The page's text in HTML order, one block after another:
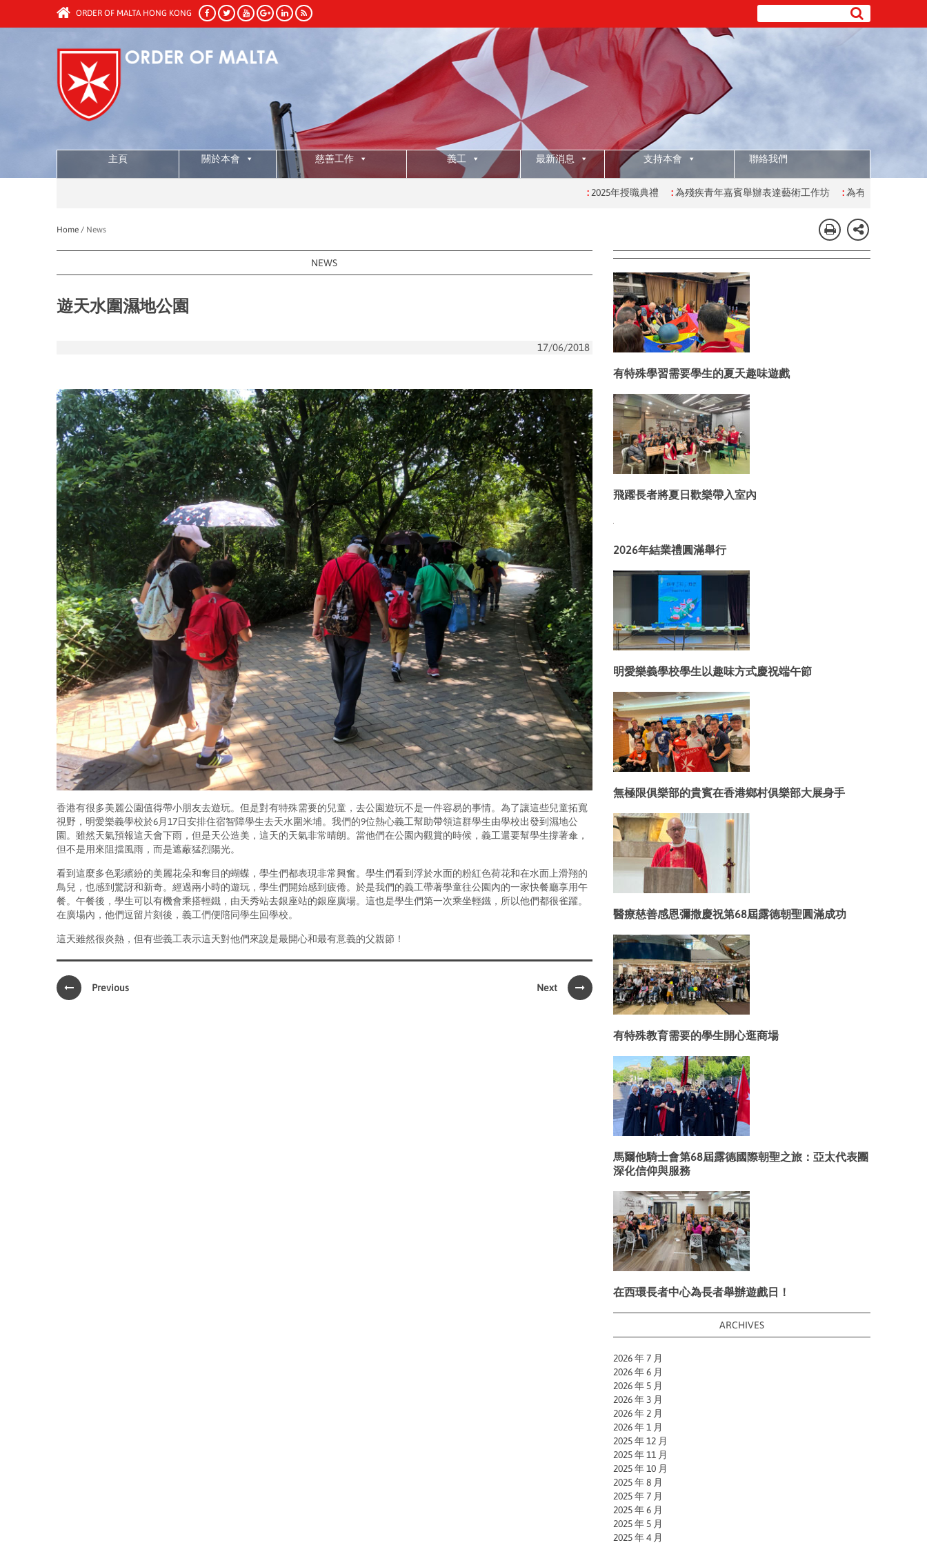
ORDER OF MALTA HONG KONG
主頁 關於本會 慈善工作 義工 最新消息 支持本會 聯絡我們
2025年授職典禮 :為殘疾青年嘉賓舉辦表達藝術工作坊 :為有特殊學習需要的學生舉辦復
Home / News
NEWS
遊天水圍濕地公園
17/06/2018
香港有很多美麗公園值得帶小朋友去遊玩。但是對有特殊需要的兒童，去公園遊玩不是一件容易的事情。為了讓這些兒童拓寬
視野，明愛樂義學校於6月17日安排住宿智障學生去天水圍米埔。我們的9位熱心義工幫助帶領這群學生由學校出發到濕地公
園。雖然天氣預報這天會下雨，但是天公造美，這天的天氣非常晴朗。當他們在公園內觀賞的時候，義工還要幫學生撐著傘，
但不是用來阻擋風雨，而是遮蔽猛烈陽光。
看到這麼多色彩繽紛的美麗花朵和奪目的蝴蝶，學生們都表現非常興奮。學生們看到浮於水面的粉紅色荷花和在水面上滑翔的
鳥兒，也感到驚訝和新奇。經過兩小時的遊玩，學生們開始感到疲倦。於是我們的義工帶著學童往公園內的一家快餐廳享用午
餐。午餐後，學生可以有機會乘搭輕鐵，由天秀站去銀座站的銀座廣場。這也是學生們第一次乘坐輕鐵，所以他們都很雀躍。
在廣場內，他們逗留片刻後，義工們便陪同學生回學校。
這天雖然很炎熱，但有些義工表示這天對他們來說是最開心和最有意義的父親節！
Previous Next
有特殊學習需要學生的夏天趣味遊戲
飛躍長者將夏日歡樂帶入室內
2026年結業禮圓滿舉行
明愛樂義學校學生以趣味方式慶祝端午節
無極限俱樂部的貴賓在香港鄉村俱樂部大展身手
醫療慈善感恩彌撒慶祝第68屆露德朝聖圓滿成功
有特殊教育需要的學生開心逛商場
馬爾他騎士會第68屆露德國際朝聖之旅：亞太代表團
深化信仰與服務
在西環長者中心為長者舉辦遊戲日！
ARCHIVES
2026 年 7 月
2026 年 6 月
2026 年 5 月
2026 年 3 月
2026 年 2 月
2026 年 1 月
2025 年 12 月
2025 年 11 月
2025 年 10 月
2025 年 8 月
2025 年 7 月
2025 年 6 月
2025 年 5 月
2025 年 4 月